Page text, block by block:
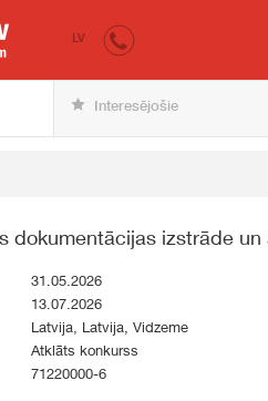
iepirkumi.lv
LV
Interesējošie
dokumentācijas izstrāde
31.05.2026
13.07.2026
Latvija, Latvija, Vidzeme
Atklāts konkurss
71220000-6